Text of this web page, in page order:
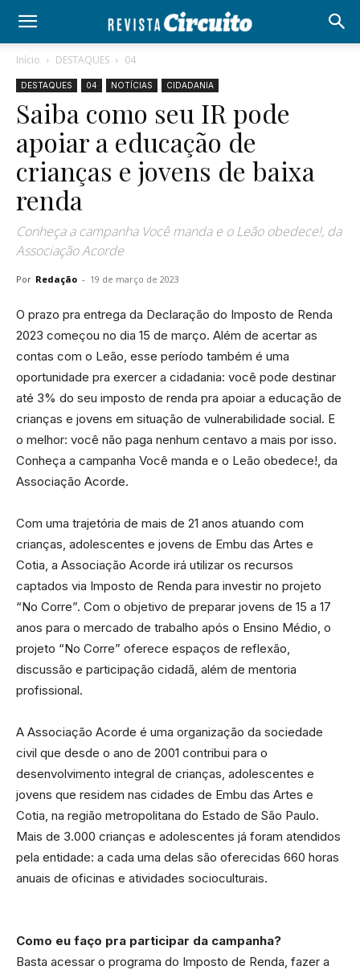
Início DESTAQUES 04
DESTAQUES 04 NOTÍCIAS CIDADANIA
Saiba como seu IR pode
apoiar a educação de
crianças e jovens de baixa
renda
Conheça a campanha Você manda e o Leão obedece!, da
Associação Acorde
Por Redação - 19 de março de 2023
O prazo pra entrega da Declaração do Imposto de Renda
2023 começou no dia 15 de março. Além de acertar as
contas com o Leão, esse período também é uma
oportunidade pra exercer a cidadania: você pode destinar
até 3% do seu imposto de renda pra apoiar a educação de
crianças e jovens em situação de vulnerabilidade social. E
o melhor: você não paga nenhum centavo a mais por isso.
Conheça a campanha Você manda e o Leão obedece!, da
Associação Acorde.
Com uma trajetória de mais de 21 anos atuando com
crianças, adolescentes e jovens de Embu das Artes e
Cotia, a Associação Acorde irá utilizar os recursos
captados via Imposto de Renda para investir no projeto
“No Corre”. Com o objetivo de preparar jovens de 15 a 17
anos para o mercado de trabalho após o Ensino Médio, o
projeto “No Corre” oferece espaços de reflexão,
discussão e participação cidadã, além de mentoria
profissional.
A Associação Acorde é uma organização da sociedade
civil que desde o ano de 2001 contribui para o
desenvolvimento integral de crianças, adolescentes e
jovens que residem nas cidades de Embu das Artes e
Cotia, na região metropolitana do Estado de São Paulo.
Mais de 3.000 crianças e adolescentes já foram atendidos
pela entidade: a cada uma delas são oferecidas 660 horas
anuais de oficinas e atividades socioculturais.
Como eu faço pra participar da campanha?
Basta acessar o programa do Imposto de Renda, fazer a